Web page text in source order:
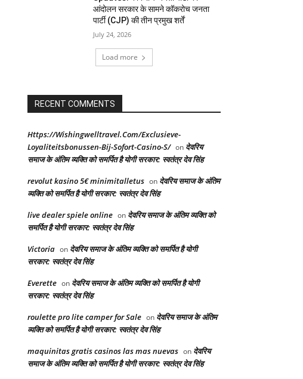
आंदोलन सरकार के सामने कॉकरोच जनता
पार्टी (CJP) की तीन प्रमुख शर्तें
July 24, 2026
Load more
RECENT COMMENTS
Https://Wishingwelltravel.Com/Exclusieve-
Loyaliteitsbonussen-Bij-Sofort-Casino-S/ on देवरिय
समाज के अंतिम व्यक्ति को समर्पित है योगी सरकार: स्वतंत्र देव सिंह
revolut kasino 5€ minimitalletus on देवरिय समाज के अंतिम
व्यक्ति को समर्पित है योगी सरकार: स्वतंत्र देव सिंह
live dealer spiele online on देवरिय समाज के अंतिम व्यक्ति को
समर्पित है योगी सरकार: स्वतंत्र देव सिंह
Victoria on देवरिय समाज के अंतिम व्यक्ति को समर्पित है योगी
सरकार: स्वतंत्र देव सिंह
Everette on देवरिय समाज के अंतिम व्यक्ति को समर्पित है योगी
सरकार: स्वतंत्र देव सिंह
roulette pro lite camper for Sale on देवरिय समाज के अंतिम
व्यक्ति को समर्पित है योगी सरकार: स्वतंत्र देव सिंह
maquinitas gratis casinos las mas nuevas on देवरिय
समाज के अंतिम व्यक्ति को समर्पित है योगी सरकार: स्वतंत्र देव सिंह